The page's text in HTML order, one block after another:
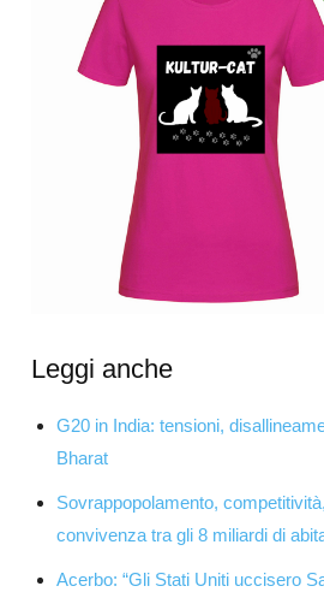
Leggi anche
G20 in India: tensioni,
Bharat
Sovrappopolamento,
convivenza tra gli 8 miliardi di
Acerbo: “Gli Stati Uniti uccisero